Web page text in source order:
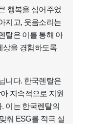
행복을 심어주었
지고, 웃음소리는
탈은 이를 통해 아
상을 경험하도록
니다. 한국렌탈은
지속적으로 지원
이는 한국렌탈의
춰 ESG를 적극 실